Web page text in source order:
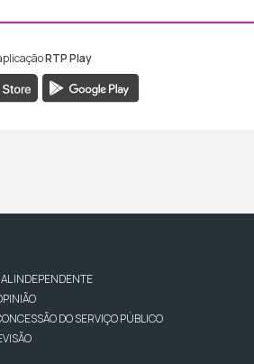
Madeira
RTP Play
INDEPENDENTE
DO SERVIÇO PÚBLICO